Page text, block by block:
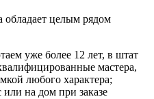
обладает целым рядом
уже более 12 лет, в штат
мастера,
любого характера;
на дом при заказе